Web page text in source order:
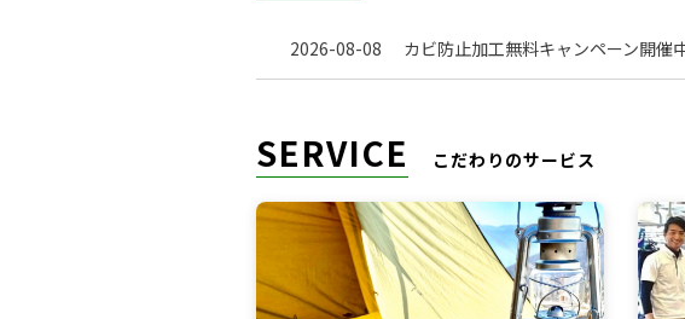
2026-08-08 カビ防止加工無料キャンペーン開催
SERVICE こだわりのサービス